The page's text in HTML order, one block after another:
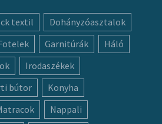
textil
Dohányzóasztalok
Garnitúrák
Háló
Irodaszékek
bútor
Konyha
Nappali